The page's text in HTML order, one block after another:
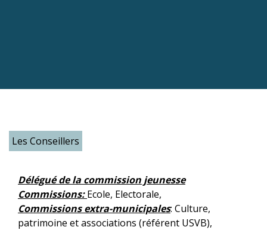
Les Conseillers
Délégué de la commission jeunesse
Commissions:Ecole, Electorale,
Commissions extra-municipales: Culture,
patrimoine et associations (référent USVB),